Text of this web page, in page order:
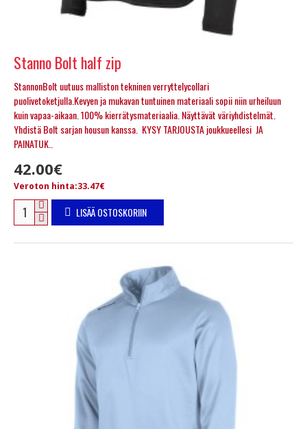
Stanno Bolt half zip
StannonBolt uutuus malliston tekninen verryttelycollari
puolivetoketjulla.Kevyen ja mukavan tuntuinen materiaali sopii niin urheiluun
kuin vapaa-aikaan. 100% kierrätysmateriaalia. Näyttävät väriyhdistelmät.
Yhdistä Bolt sarjan housun kanssa. KYSY TARJOUSTA joukkueellesi JA
PAINATUK..
42.00€
Veroton hinta:33.47€
LISÄÄ OSTOSKORIIN